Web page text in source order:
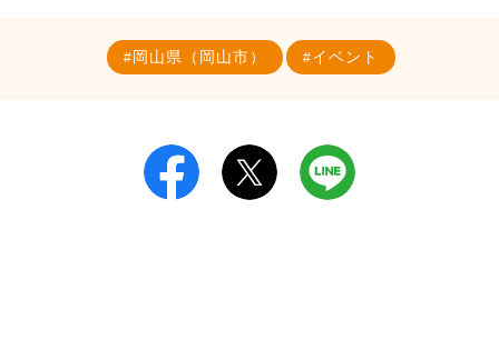
岡山県（岡山市） イベント